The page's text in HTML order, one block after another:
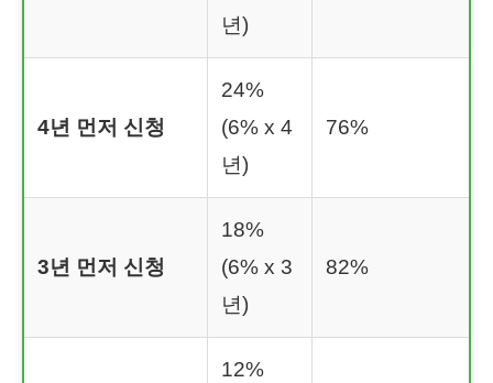
년)
4년 먼저 신청
24%
(6% x 4
년)
76%
3년 먼저 신청
18%
(6% x 3
년)
82%
12%